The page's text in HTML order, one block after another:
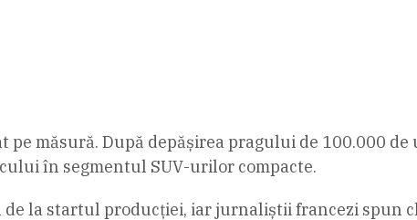
măsură. După depășirea pragului de 100.000
în segmentul SUV-urilor compacte.
la startul producției, iar jurnaliștii francezi spun